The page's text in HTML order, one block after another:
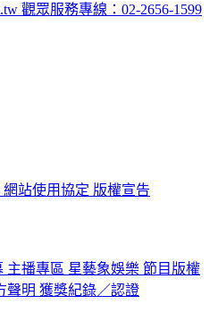
觀眾服務專線：02-2656-1599
網站使用協定 版權宣告
主播專區 星藝象娛樂 節目版權
聲明 獲獎紀錄／認證